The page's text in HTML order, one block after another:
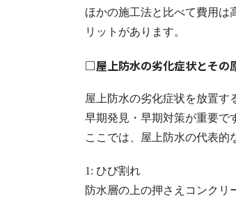
ほかの施工法と比べて費用は
リットがあります。
□屋上防水の劣化症状とその
屋上防水の劣化症状を放置す
早期発見・早期対策が重要で
ここでは、屋上防水の代表的
1: ひび割れ
防水層の上の押さえコンクリ